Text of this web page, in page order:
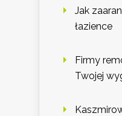
Jak
łazience
Firmy
Twojej